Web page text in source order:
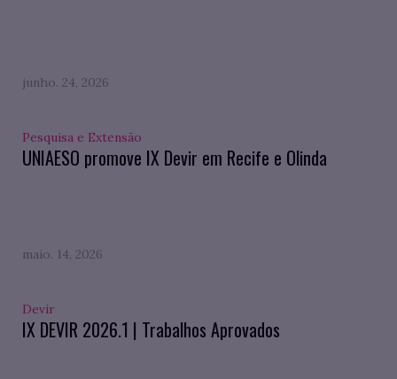
junho. 24, 2026
Pesquisa e Extensão
UNIAESO promove IX Devir em Recife e Olinda
maio. 14, 2026
Devir
IX DEVIR 2026.1 | Trabalhos Aprovados